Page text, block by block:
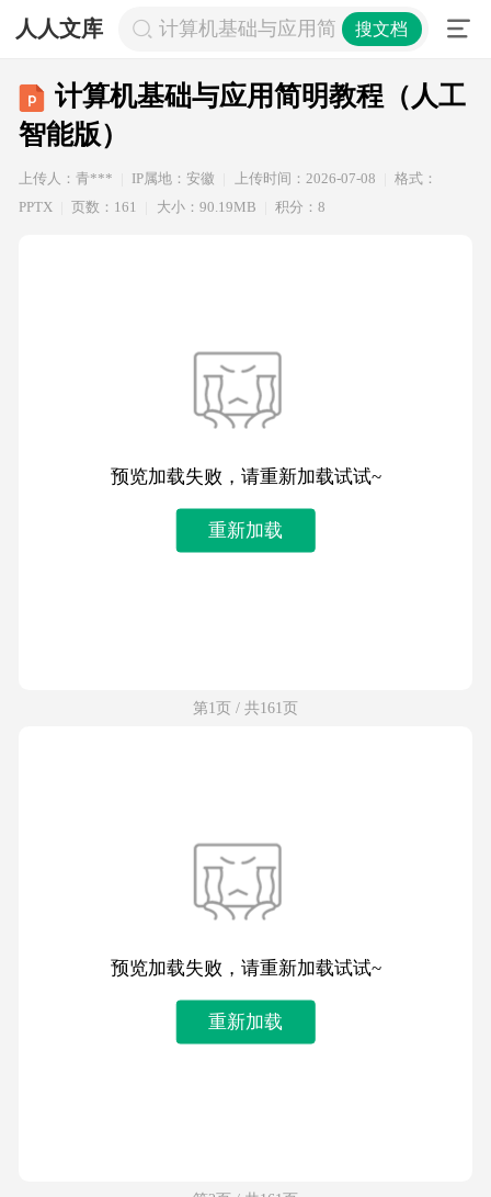
人人文库 计算机基础与应用简明教程（人工智
搜文档
计算机基础与应用简明教程（人工
智能版）
上传人：青*** IP属地：安徽 上传时间：2026-07-08
格式：
PPTX
页数：161 大小：90.19MB 积分：8
预览加载失败，请重新加载试试~
重新加载
第1页 / 共161页
预览加载失败，请重新加载试试~
重新加载